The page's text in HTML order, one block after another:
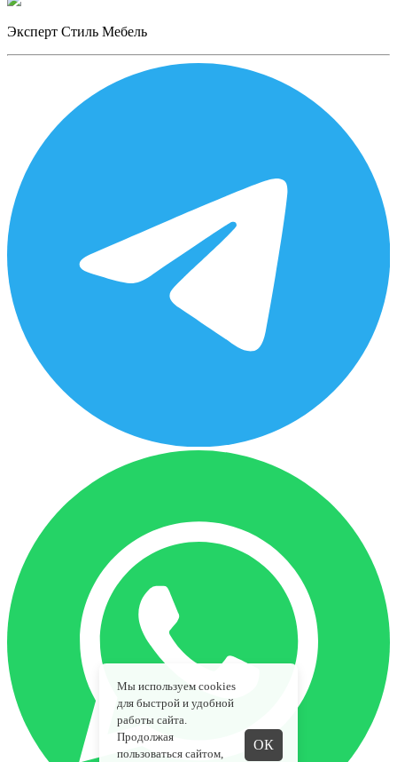
Эксперт Стиль Мебель
Мы используем cookies
для быстрой и удобной
работы сайта.
Продолжая
пользоваться сайтом,
ОК